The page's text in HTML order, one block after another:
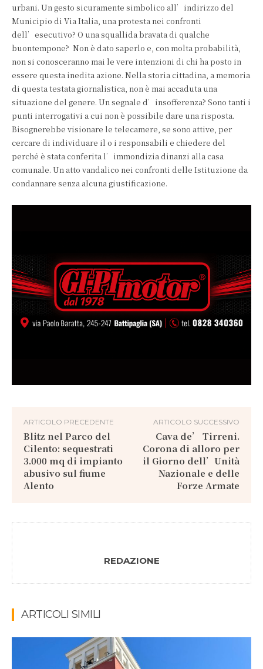
urbani. Un gesto sicuramente simbolico all’indirizzo del
Municipio di Via Italia, una protesta nei confronti
dell’esecutivo? O una squallida bravata di qualche
buontempone? Non è dato saperlo e, con molta probabilità,
non si conosceranno mai le vere intenzioni di chi ha posto in
essere questa inedita azione. Nella storia cittadina, a memoria
di questa testata giornalistica, non è mai accaduta una
situazione del genere. Un segnale d’insofferenza? Sono tanti i
punti interrogativi a cui non è possibile dare una risposta.
Bisognerebbe visionare le telecamere, se sono attive, per
cercare di individuare il o i responsabili e chiedere del
perché è stata conferita l’immondizia dinanzi alla casa
comunale. Un atto vandalico nei confronti delle Istituzione da
condannare senza alcuna giustificazione.
ARTICOLO PRECEDENTE
Blitz nel Parco del
Cilento: sequestrati
3.000 mq di impianto
abusivo sul fiume
Alento
ARTICOLO SUCCESSIVO
Cava de’ Tirreni.
Corona di alloro per
il Giorno dell’Unità
Nazionale e delle
Forze Armate
REDAZIONE
ARTICOLI SIMILI